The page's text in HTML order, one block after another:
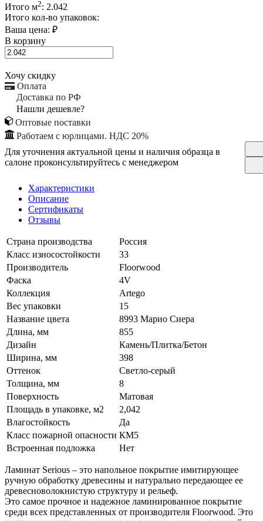
Итого м2: 2.042
Итого кол-во упаковок:
Ваша цена: ₽
В корзину
Хочу скидку
Оплата
Доставка по РФ
Нашли дешевле?
Оптовые поставки
Работаем с юрлицами. НДС 20%
Для уточнения актуальной цены и наличия образца в
салоне проконсультируйтесь с менеджером
Характеристики
Описание
Сертификаты
Отзывы
Страна производства
Россия
Класс износостойкости
33
Производитель
Floorwood
Фаска
4V
Коллекция
Artego
Вес упаковки
15
Название цвета
8993 Марио Сиера
Длина, мм
855
Дизайн
Камень/Плитка/Бетон
Ширина, мм
398
Оттенок
Светло-серый
Толщина, мм
8
Поверхность
Матовая
Площадь в упаковке, м2
2,042
Влагостойкость
Да
Класс пожарной опасности КМ5
Встроенная подложка
Нет
Ламинат Serious – это напольное покрытие имитирующее
ручную обработку древесины и натурально передающее ее
древесноволокнистую структуру и рельеф.
Это самое прочное и надежное ламинированное покрытие
среди всех представленных от производителя Floorwood. Это